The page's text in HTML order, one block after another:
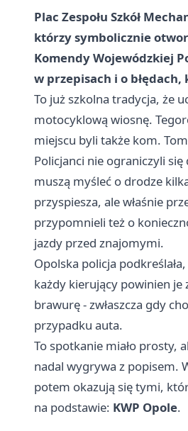
Plac Zespołu Szkół
którzy symbolicznie
Komendy Wojewódzkiej
w przepisach i o
To już szkolna tradycja, że
motocyklową wiosnę.
miejscu byli także kom.
Policjanci nie ograniczyli
muszą myśleć o drodze
przyspiesza, ale właśnie
przypomnieli też o
jazdy przed znajomymi.
Opolska policja
każdy kierujący powinien je
brawurę - zwłaszcza gdy
przypadku auta.
To spotkanie miało prosty,
nadal wygrywa z popisem.
potem okazują się tymi,
na podstawie: KWP Opole.